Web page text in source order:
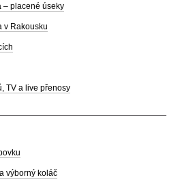
– placené úseky
v Rakousku
TV a live přenosy
výborný koláč